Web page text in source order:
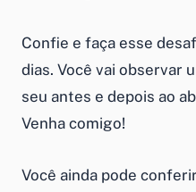
Confie e faça esse
dias. Você vai observar
seu antes e depois ao
Venha comigo!
Você ainda pode